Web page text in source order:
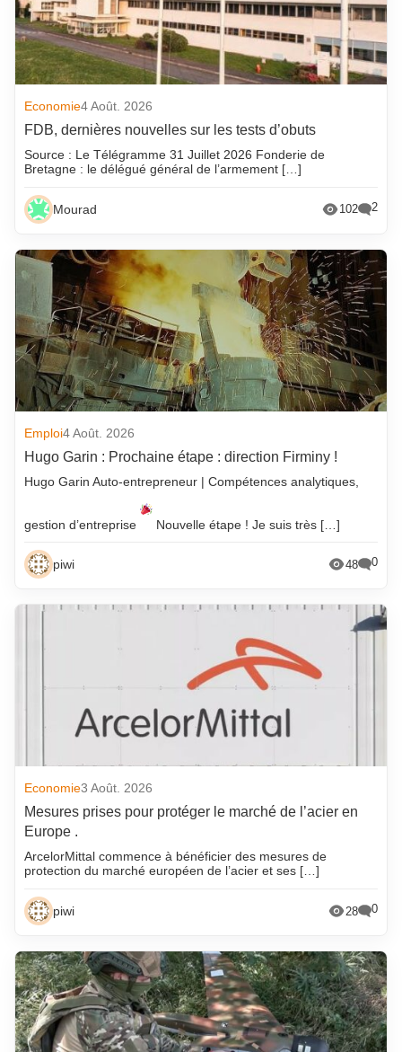
Economie4 Août. 2026
FDB, dernières nouvelles sur les tests d’obuts
Source : Le Télégramme 31 Juillet 2026 Fonderie de
Bretagne : le délégué général de l’armement […]
Mourad 102 2
Emploi4 Août. 2026
Hugo Garin : Prochaine étape : direction Firminy !
Hugo Garin Auto-entrepreneur | Compétences analytiques,
gestion d’entreprise Nouvelle étape ! Je suis très […]
piwi 48 0
Economie3 Août. 2026
Mesures prises pour protéger le marché de l’acier en
Europe .
ArcelorMittal commence à bénéficier des mesures de
protection du marché européen de l’acier et ses […]
piwi 28 0